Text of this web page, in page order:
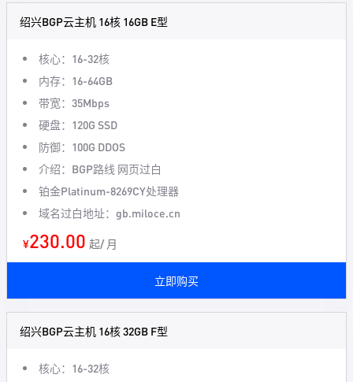
绍兴BGP云主机 16核 16GB E型
核心：16-32核
内存：16-64GB
带宽：35Mbps
硬盘：120G SSD
防御：100G DDOS
介绍：BGP路线 网页过白
铂金Platinum-8269CY处理器
域名过白地址：gb.miloce.cn
¥230.00 起/ 月
立即购买
绍兴BGP云主机 16核 32GB F型
核心：16-32核